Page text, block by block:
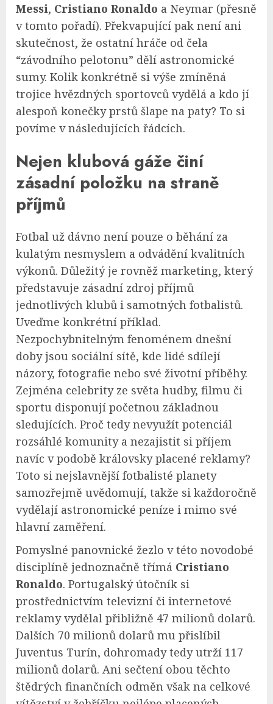
Messi, Cristiano Ronaldo a Neymar (přesně
v tomto pořadí). Překvapující pak není ani
skutečnost, že ostatní hráče od čela
“závodního pelotonu” dělí astronomické
sumy. Kolik konkrétně si výše zmíněná
trojice hvězdných sportovců vydělá a kdo jí
alespoň konečky prstů šlape na paty? To si
povíme v následujících řádcích.
Nejen klubová gáže činí
zásadní položku na straně
příjmů
Fotbal už dávno není pouze o běhání za
kulatým nesmyslem a odvádění kvalitních
výkonů. Důležitý je rovněž marketing, který
představuje zásadní zdroj příjmů
jednotlivých klubů i samotných fotbalistů.
Uveďme konkrétní příklad.
Nezpochybnitelným fenoménem dnešní
doby jsou sociální sítě, kde lidé sdílejí
názory, fotografie nebo své životní příběhy.
Zejména celebrity ze světa hudby, filmu či
sportu disponují početnou základnou
sledujících. Proč tedy nevyužít potenciál
rozsáhlé komunity a nezajistit si příjem
navíc v podobě královsky placené reklamy?
Toto si nejslavnější fotbalisté planety
samozřejmě uvědomují, takže si každoročně
vydělají astronomické peníze i mimo své
hlavní zaměření.
Pomyslné panovnické žezlo v této novodobé
disciplíně jednoznačně třímá Cristiano
Ronaldo. Portugalský útočník si
prostřednictvím televizní či internetové
reklamy vydělal přibližně 47 milionů dolarů.
Dalších 70 milionů dolarů mu přislíbil
Juventus Turín, dohromady tedy utrží 117
milionů dolarů. Ani sečtení obou těchto
štědrých finančních odměn však na celkové